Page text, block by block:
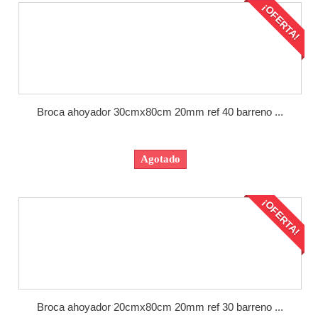
¡OFERTA!
Broca ahoyador 30cmx80cm 20mm ref 40 barreno ...
Agotado
¡OFERTA!
Broca ahoyador 20cmx80cm 20mm ref 30 barreno ...